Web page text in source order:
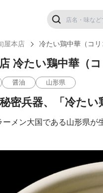
屋本店 冷たい鶏中華（コリ
冷たい鶏中華（コ
醤油 山形県
密兵器、「冷たい
ーメン大国である山形県が